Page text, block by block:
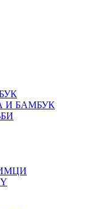
И БАМБУК